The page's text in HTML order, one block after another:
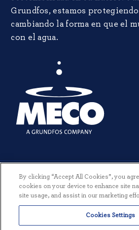
Grundfos, estamos
cambiando la forma en que el
con el agua.
© 2026 MECO INCORPORATED. TODOS LOS
TÉRMINOS Y CONDICIONES | POLÍTICA
CREADO POR THREESIXTYEIGHT
By clicking “Accept All Cookies”, you
cookies on your device to enhance site
site usage, and assist in our marketing
Cookies Settings